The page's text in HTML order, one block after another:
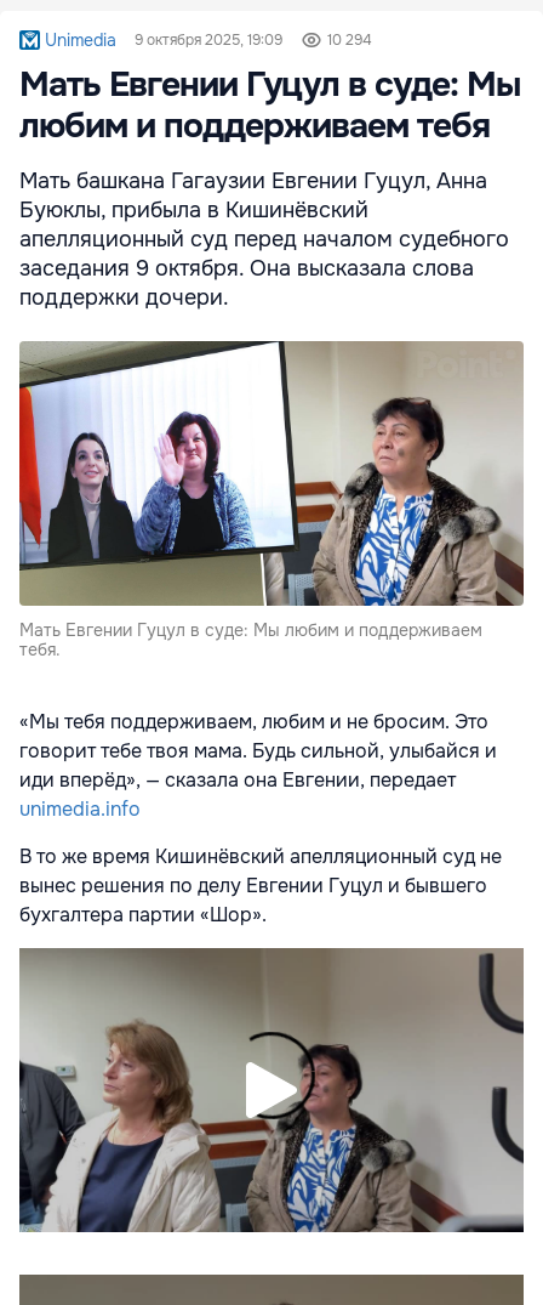
Unimedia 9 октября 2025, 19:09 10 294
Мать Евгении Гуцул в суде: Мы
любим и поддерживаем тебя
Мать башкана Гагаузии Евгении Гуцул, Анна
Буюклы, прибыла в Кишинёвский
апелляционный суд перед началом судебного
заседания 9 октября. Она высказала слова
поддержки дочери.
Мать Евгении Гуцул в суде: Мы любим и поддерживаем
тебя.
«Мы тебя поддерживаем, любим и не бросим. Это
говорит тебе твоя мама. Будь сильной, улыбайся и
иди вперёд», — сказала она Евгении, передает
unimedia.info
В то же время Кишинёвский апелляционный суд не
вынес решения по делу Евгении Гуцул и бывшего
бухгалтера партии «Шор».